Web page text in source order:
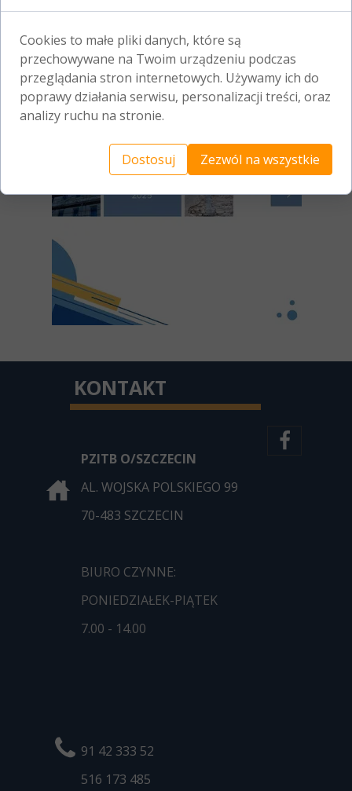
KONTAKT
PZITB O/SZCZECIN
AL. WOJSKA POLSKIEGO 99
70-483 SZCZECIN
BIURO CZYNNE:
PONIEDZIAŁEK-PIĄTEK
7.00 - 14.00
91 42 333 52
516 173 485
Cookies to małe pliki danych, które są
przechowywane na Twoim urządzeniu podczas
przeglądania stron internetowych. Używamy ich do
poprawy działania serwisu, personalizacji treści, oraz
analizy ruchu na stronie.
Dostosuj Zezwól na wszystkie